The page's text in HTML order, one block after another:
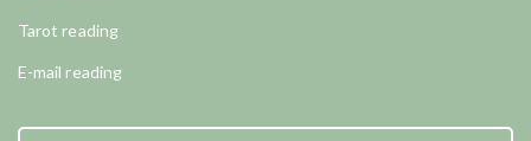
Tarot reading
E-mail reading